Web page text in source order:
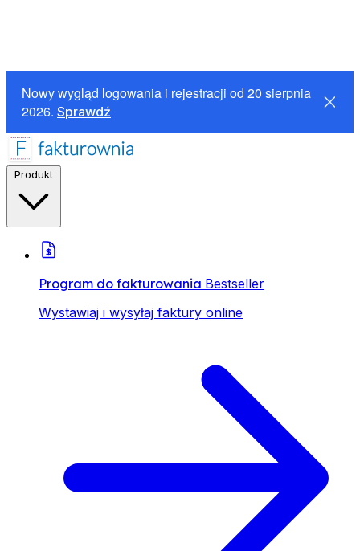
Nowy wygląd logowania i rejestracji od 20 sierpnia
2026. Sprawdź
Program do fakturowania Bestseller
Wystawiaj i wysyłaj faktury online